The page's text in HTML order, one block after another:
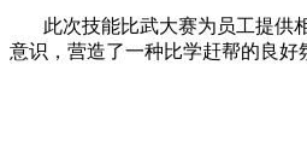
此次技能比武大赛为员工提供相
意识，营造了一种比学赶帮的良好